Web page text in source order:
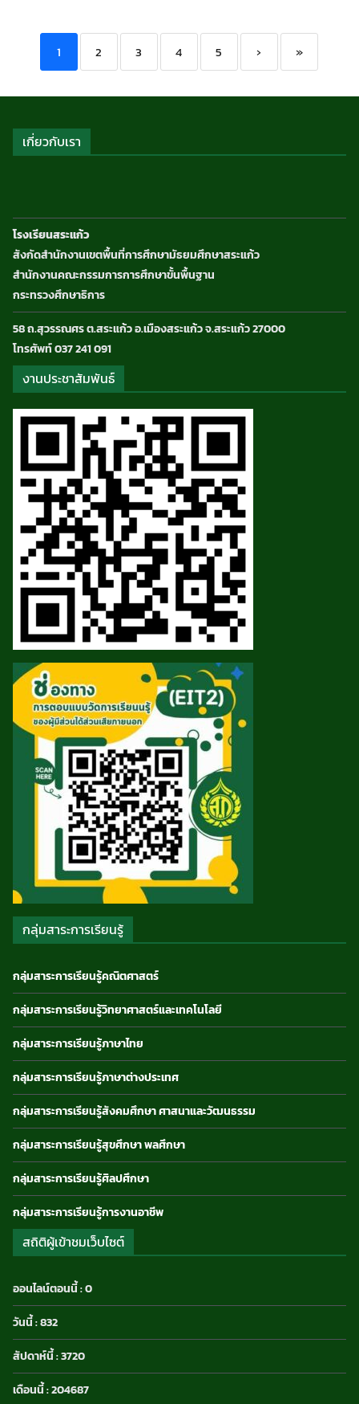
1 2 3 4 5 › »
เกี่ยวกับเรา
โรงเรียนสระแก้ว
สังกัดสำนักงานเขตพื้นที่การศึกษามัธยมศึกษาสระแก้ว
สำนักงานคณะกรรมการการศึกษาขั้นพื้นฐาน
กระทรวงศึกษาธิการ
58 ถ.สุวรรณศร ต.สระแก้ว อ.เมืองสระแก้ว จ.สระแก้ว 27000
โทรศัพท์ 037 241 091
งานประชาสัมพันธ์
กลุ่มสาระการเรียนรู้
กลุ่มสาระการเรียนรู้คณิตศาสตร์
กลุ่มสาระการเรียนรู้วิทยาศาสตร์และเทคโนโลยี
กลุ่มสาระการเรียนรู้ภาษาไทย
กลุ่มสาระการเรียนรู้ภาษาต่างประเทศ
กลุ่มสาระการเรียนรู้สังคมศึกษา ศาสนาและวัฒนธรรม
กลุ่มสาระการเรียนรู้สุขศึกษา พลศึกษา
กลุ่มสาระการเรียนรู้ศิลปศึกษา
กลุ่มสาระการเรียนรู้การงานอาชีพ
สถิติผู้เข้าชมเว็บไซต์
ออนไลน์ตอนนี้ : 0
วันนี้ : 832
สัปดาห์นี้ : 3720
เดือนนี้ : 204687